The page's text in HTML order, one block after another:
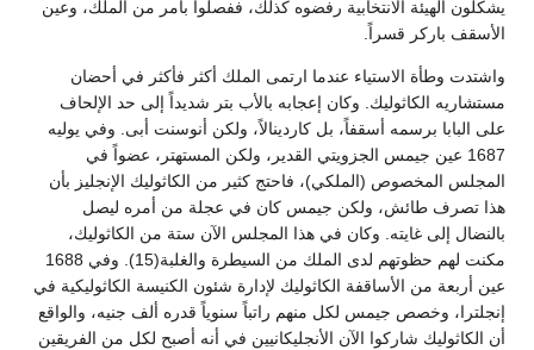
يشكلون الهيئة الانتخابية رفضوه كذلك، ففصلوا بأمر من الملك، وعين
الأسقف باركر قسراً.
واشتدت وطأة الاستياء عندما ارتمى الملك أكثر فأكثر في أحضان
مستشاريه الكاثوليك. وكان إعجابه بالأب بتر شديداً إلى حد الإلحاف
على البابا برسمه أسقفاً، بل كاردينالاً، ولكن أنوسنت أبى. وفي يوليه
1687 عين جيمس الجزويتي القدير، ولكن المستهتر، عضواً في
المجلس المخصوص (الملكي)، فاحتج كثير من الكاثوليك الإنجليز بأن
هذا تصرف طائش، ولكن جيمس كان في عجلة من أمره ليصل
بالنضال إلى غايته. وكان في هذا المجلس الآن ستة من الكاثوليك،
مكنت لهم حظوتهم لدى الملك من السيطرة والغلبة(15). وفي 1688
عين أربعة من الأساقفة الكاثوليك لإدارة شئون الكنيسة الكاثوليكية في
إنجلترا، وخصص جيمس لكل منهم راتباً سنوياً قدره ألف جنيه، والواقع
أن الكاثوليك شاركوا الآن الأنجليكانيين في أنه أصبح لكل من الفريقين